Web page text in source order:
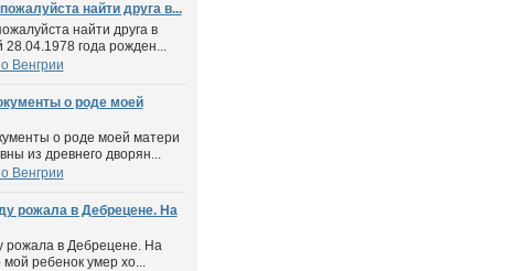
найти друга в...
найти друга в
28.04.1978 года рожден...
Венгрии
о роде моей
о роде моей матери
из древнего дворян...
Венгрии
рожала в Дебрецене. На
рожала в Дебрецене. На
мой ребенок умер хо...